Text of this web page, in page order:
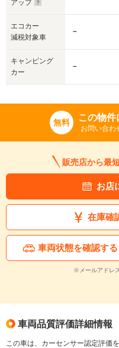
アップ
エコカー
減税対象車
－
キャンピング
カー
－
無料 この物件
お問い合わ
販売店から最
お店
在庫確
車両状態を確認する
※メールアドレ
車両品質評価詳細情報
この車は、カーセンサー認定評価